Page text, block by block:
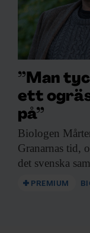
”Man
ett
på”
Biologen
Granarnas tid,
det svenska
PREMIUM